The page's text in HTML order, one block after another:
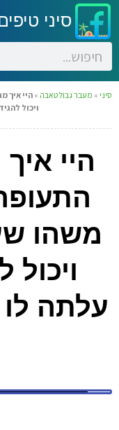
סיני
סיני » מעבר גבול טאבה »היי איך
ויכול
היי
משהו
ויכול
עלתה